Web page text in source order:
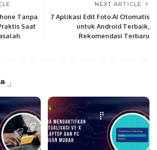
Tanpa
Saat
NEXT ARTICLE
7 Aplikasi Edit Foto AI Otomatis
untuk Android Terbaik,
Rekomendasi Terbaru